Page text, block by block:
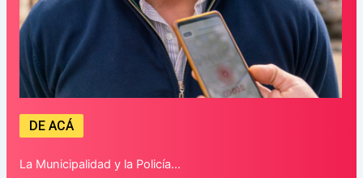
DE ACÁ
La Municipalidad y la Policía…